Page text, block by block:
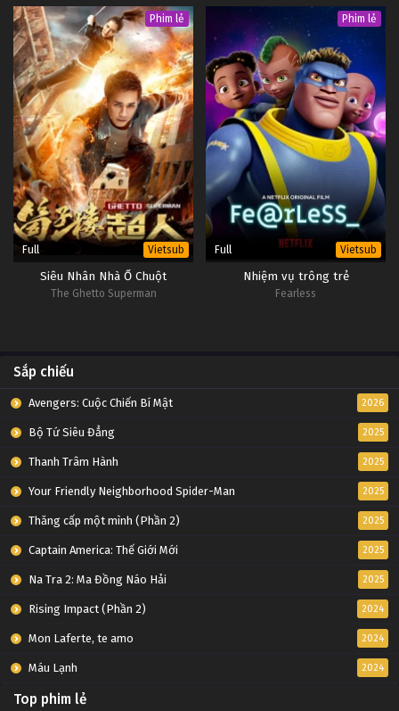
Phim lẻ
Full Vietsub
Siêu Nhân Nhà Ổ Chuột
The Ghetto Superman
Phim lẻ
Full Vietsub
Nhiệm vụ trông trẻ
Fearless
Sắp chiếu
Avengers: Cuộc Chiến Bí Mật 2026
Bộ Tứ Siêu Đẳng 2025
Thanh Trâm Hành 2025
Your Friendly Neighborhood Spider-Man 2025
Thăng cấp một mình (Phần 2) 2025
Captain America: Thế Giới Mới 2025
Na Tra 2: Ma Đồng Náo Hải 2025
Rising Impact (Phần 2) 2024
Mon Laferte, te amo 2024
Máu Lạnh 2024
Top phim lẻ